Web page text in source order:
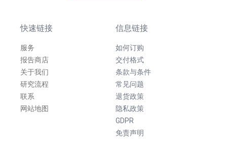
快速链接
服务
报告商店
关于我们
研究流程
联系
网站地图
信息链接
如何订购
交付格式
条款与条件
常见问题
退货政策
隐私政策
GDPR
免责声明